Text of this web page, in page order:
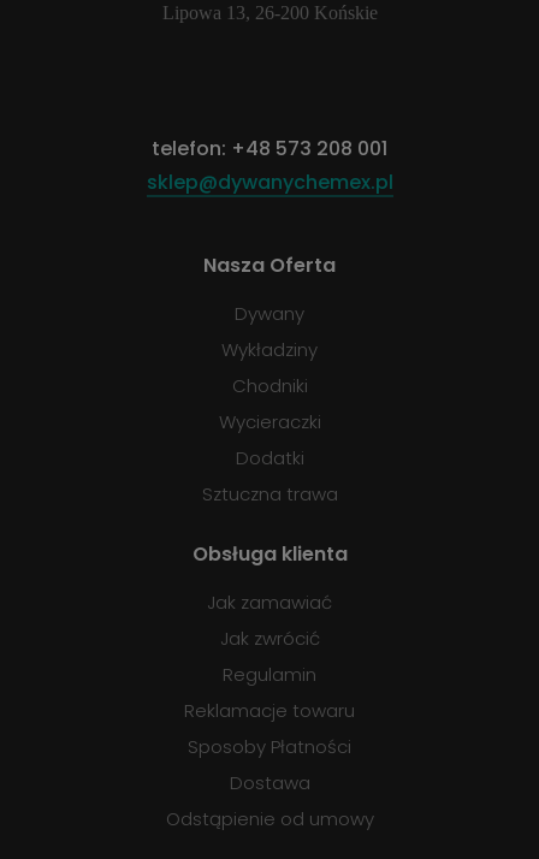
Lipowa 13, 26-200 Końskie
telefon: +48 573 208 001
sklep@dywanychemex.pl
Nasza Oferta
Dywany
Wykładziny
Chodniki
Wycieraczki
Dodatki
Sztuczna trawa
Obsługa klienta
Jak zamawiać
Jak zwrócić
Regulamin
Reklamacje towaru
Sposoby Płatności
Dostawa
Odstąpienie od umowy